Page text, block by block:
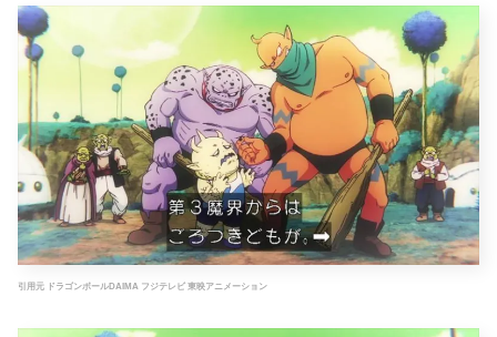
引用元 ドラゴンボールDAIMA フジテレビ 東映アニメーション